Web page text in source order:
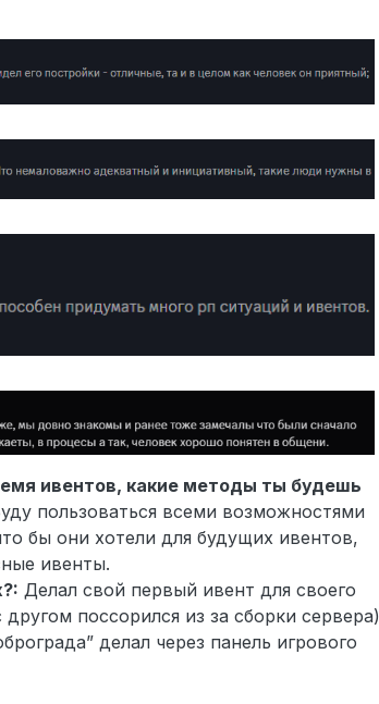
ивентов, какие методы ты будешь
пользоваться всеми возможностями
бы они хотели для будущих ивентов,
ивенты.
Делал свой первый ивент для своего
поссорился из за сборки сервера)
делал через панель игрового